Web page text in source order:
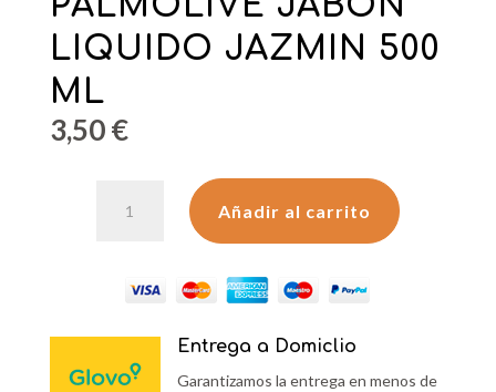
LIQUIDO JAZMIN 500
ML
3,50€
PALMOLIVE
JABON
JAZMIN
ML
cantidad
Añadir al carrito
Entrega a Domiclio
Garantizamos la entrega en menos de